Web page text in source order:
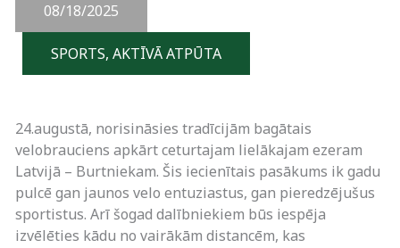
08/18/2025
SPORTS, AKTĪVĀ ATPŪTA
24.augustā, norisināsies tradīcijām bagātais
velobrauciens apkārt ceturtajam lielākajam ezeram
Latvijā – Burtniekam. Šis iecienītais pasākums ik gadu
pulcē gan jaunos velo entuziastus, gan pieredzējušus
sportistus. Arī šogad dalībniekiem būs iespēja
izvēlēties kādu no vairākām distancēm, kas